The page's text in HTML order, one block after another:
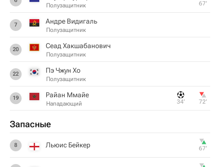
Полузащитник 67‎’‎
7 Андре Видигаль
Полузащитник
20 Сеад Хакшабанович
Полузащитник
22 Пэ Чжун Хо
Полузащитник
19 Райан Ммайе
Нападающий 34‎’‎ 72‎’‎
Запасные
8 Льюис Бейкер 67‎’‎